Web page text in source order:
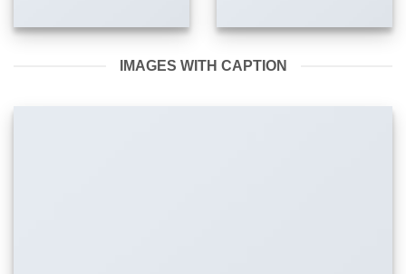
IMAGES WITH CAPTION